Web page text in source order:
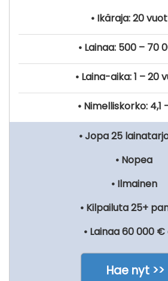
• Ikäraja: 20
• Lainaa: 500 – 70
• Laina-aika: 1 – 20
• Nimelliskorko: 4,1
• Jopa 25
• Nopea
• Ilmainen
• Kilpailuta 25+
• Lainaa 60 000
Hae nyt >>